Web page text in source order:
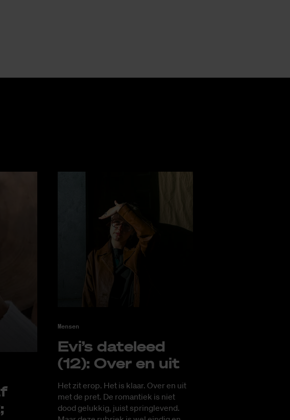
Mensen
Evi’s da­te­leed
(12): Over en uit
Het zit erop. Het is klaar. Over en uit
met de pret. De romantiek is niet
dood gelukkig, juist springlevend.